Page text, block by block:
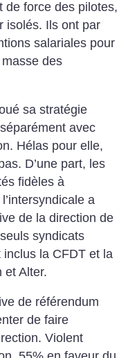
de force des pilotes,
isolés. Ils ont par
salariales pour
des
sa stratégie
avec
Hélas pour elle,
D’une part, les
fidèles à
a
de la direction de
syndicats
la CFDT et la
et Alter.
de référendum
de faire
Violent